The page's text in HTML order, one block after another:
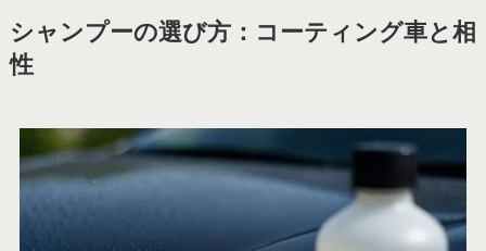
シャンプーの選び方：コーティング車と相
性